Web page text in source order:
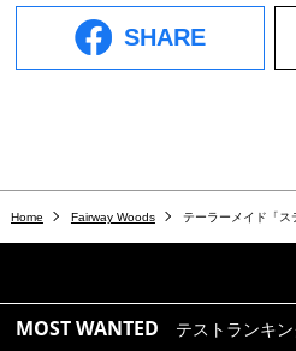
SHARE
Home Fairway Woods テーラーメイド「ス
MOST WANTED テストランキ